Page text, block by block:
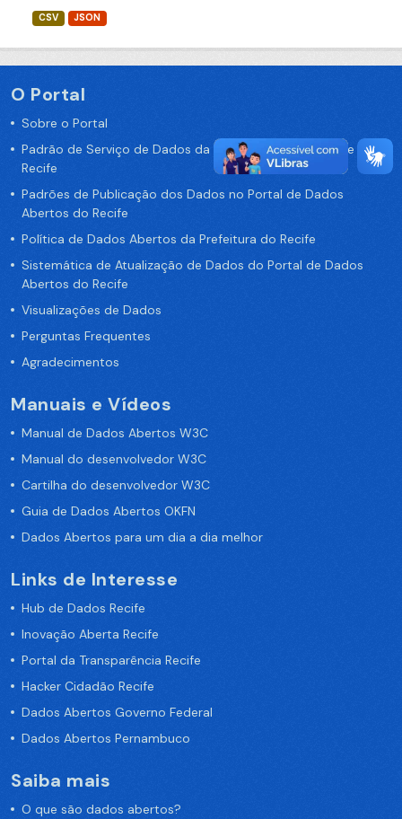
CSV JSON
O Portal
Sobre o Portal
Padrão de Serviço de Dados da Prefeitura da Cidade de
Recife
Padrões de Publicação dos Dados no Portal de Dados
Abertos do Recife
Política de Dados Abertos da Prefeitura do Recife
Sistemática de Atualização de Dados do Portal de Dados
Abertos do Recife
Visualizações de Dados
Perguntas Frequentes
Agradecimentos
Manuais e Vídeos
Manual de Dados Abertos W3C
Manual do desenvolvedor W3C
Cartilha do desenvolvedor W3C
Guia de Dados Abertos OKFN
Dados Abertos para um dia a dia melhor
Links de Interesse
Hub de Dados Recife
Inovação Aberta Recife
Portal da Transparência Recife
Hacker Cidadão Recife
Dados Abertos Governo Federal
Dados Abertos Pernambuco
Saiba mais
O que são dados abertos?